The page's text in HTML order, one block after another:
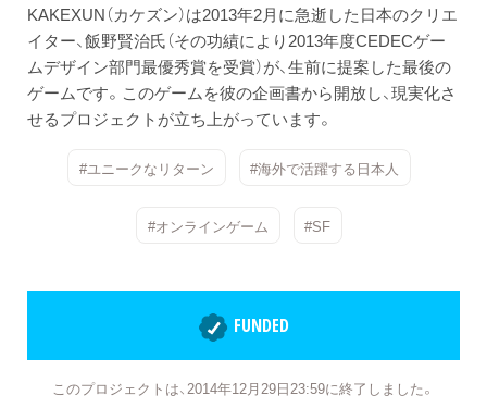
KAKEXUN（カケズン）は2013年2月に急逝した日本のクリエ
イター、飯野賢治氏（その功績により2013年度CEDECゲー
ムデザイン部門最優秀賞を受賞）が、生前に提案した最後の
ゲームです。このゲームを彼の企画書から開放し、現実化さ
せるプロジェクトが立ち上がっています。
#ユニークなリターン #海外で活躍する日本人
#オンラインゲーム #SF
FUNDED
このプロジェクトは、2014年12月29日23:59に終了しました。